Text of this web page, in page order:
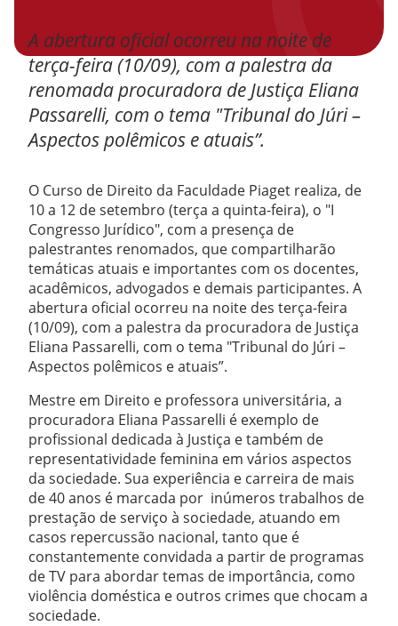
A abertura oficial ocorreu na noite de
terça-feira (10/09), com a palestra da
renomada procuradora de Justiça Eliana
Passarelli, com o tema "Tribunal do Júri –
Aspectos polêmicos e atuais”.
O Curso de Direito da Faculdade Piaget realiza, de
10 a 12 de setembro (terça a quinta-feira), o "I
Congresso Jurídico", com a presença de
palestrantes renomados, que compartilharão
temáticas atuais e importantes com os docentes,
acadêmicos, advogados e demais participantes. A
abertura oficial ocorreu na noite des terça-feira
(10/09), com a palestra da procuradora de Justiça
Eliana Passarelli, com o tema "Tribunal do Júri –
Aspectos polêmicos e atuais”.
Mestre em Direito e professora universitária, a
procuradora Eliana Passarelli é exemplo de
profissional dedicada à Justiça e também de
representatividade feminina em vários aspectos
da sociedade. Sua experiência e carreira de mais
de 40 anos é marcada por inúmeros trabalhos de
prestação de serviço à sociedade, atuando em
casos repercussão nacional, tanto que é
constantemente convidada a partir de programas
de TV para abordar temas de importância, como
violência doméstica e outros crimes que chocam a
sociedade.